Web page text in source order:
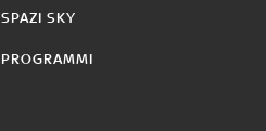
SPAZI SKY
PROGRAMMI